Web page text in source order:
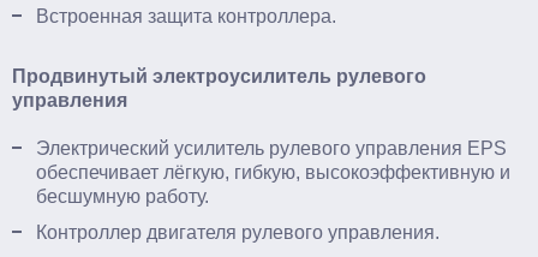
Встроенная защита контроллера.
Продвинутый электроусилитель рулевого
управления
Электрический усилитель рулевого управления EPS
обеспечивает лёгкую, гибкую, высокоэффективную и
бесшумную работу.
Контроллер двигателя рулевого управления.